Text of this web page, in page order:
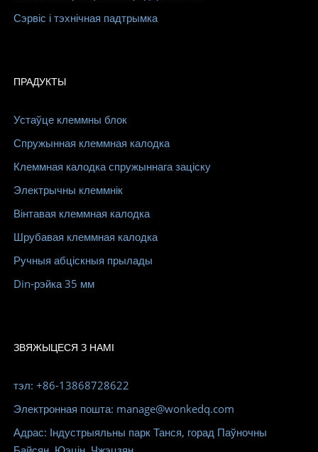
Сэрвіс і тэхнічная падтрымка
ПРАДУКТЫ
Устаўце клеммны блок
Спружынная клеммная калодка
Клеммная калодка спружыннага заціску
Электрычны клеммнік
Вінтавая клеммная калодка
Шрубавая клеммная калодка
Ручныя абціскныя прылады
Din-рэйка 35 мм
ЗВЯЖЫЦЕСЯ З НАМІ
тэл: +86-13868728622
Электронная пошта: manage@wonkedq.com
Адрас: Індустрыяльны парк Танся, горад Паўночны